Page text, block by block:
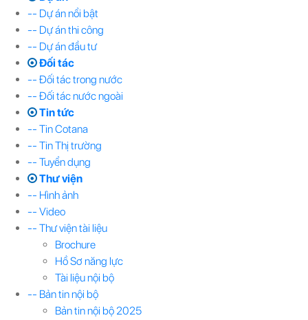
-- Dự án nổi bật
-- Dự án thi công
-- Dự án đầu tư
Đối tác
-- Đối tác trong nước
-- Đối tác nước ngoài
Tin tức
-- Tin Cotana
-- Tin Thị trường
-- Tuyển dụng
Thư viện
-- Hình ảnh
-- Video
-- Thư viện tài liệu
Brochure
Hồ Sơ năng lực
Tài liệu nội bộ
-- Bản tin nội bộ
Bản tin nội bộ 2025